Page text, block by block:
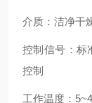
介质：洁净干
控制信号：标
控制
工作温度：